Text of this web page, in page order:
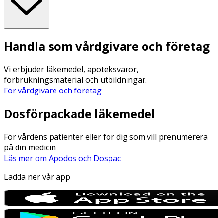
Handla som vårdgivare och företag
Vi erbjuder läkemedel, apoteksvaror,
förbrukningsmaterial och utbildningar.
För vårdgivare och företag
Dosförpackade läkemedel
För vårdens patienter eller för dig som vill prenumerera
på din medicin
Läs mer om Apodos och Dospac
Ladda ner vår app